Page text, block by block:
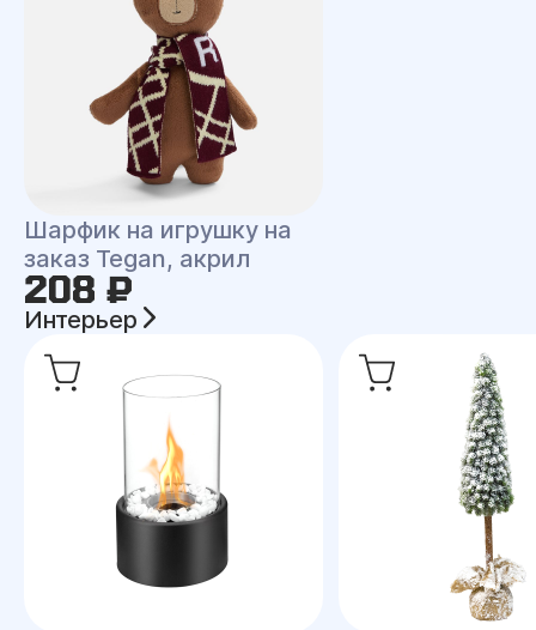
Шарфик на игрушку на
заказ Tegan, акрил
208 ₽
Интерьер